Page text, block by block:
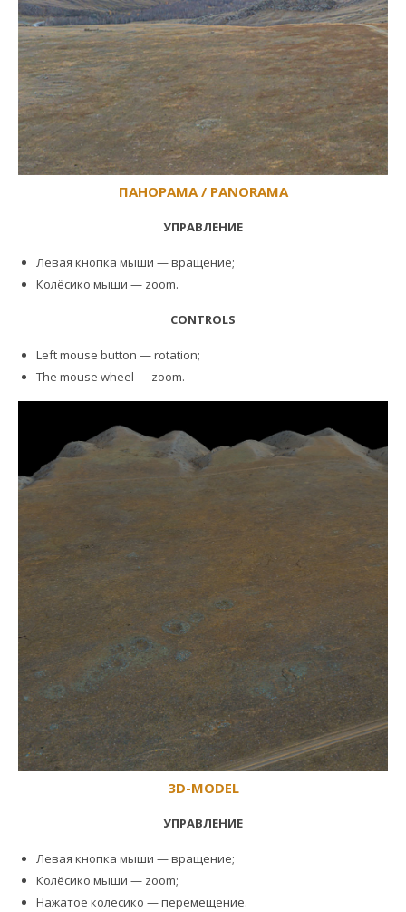
ПАНОРАМА / PANORAMA
УПРАВЛЕНИЕ
Левая кнопка мыши — вращение;
Колёсико мыши — zoom.
CONTROLS
Left mouse button — rotation;
The mouse wheel — zoom.
3D-MODEL
УПРАВЛЕНИЕ
Левая кнопка мыши — вращение;
Колёсико мыши — zoom;
Нажатое колесико — перемещение.